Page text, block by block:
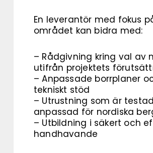
En leverantör med fokus
området kan bidra med:
– Rådgivning kring val av
utifrån projektets
– Anpassade borrplaner
tekniskt stöd
– Utrustning som är
anpassad för nordiska
– Utbildning i säkert och
handhavande